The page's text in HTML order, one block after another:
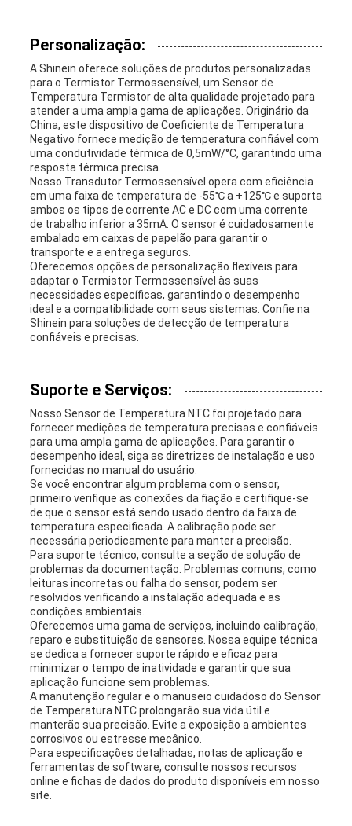
Personalização:
A Shinein oferece soluções de produtos personalizadas
para o Termistor Termossensível, um Sensor de
Temperatura Termistor de alta qualidade projetado para
atender a uma ampla gama de aplicações. Originário da
China, este dispositivo de Coeficiente de Temperatura
Negativo fornece medição de temperatura confiável com
uma condutividade térmica de 0,5mW/°C, garantindo uma
resposta térmica precisa.
Nosso Transdutor Termossensível opera com eficiência
em uma faixa de temperatura de -55℃ a +125℃ e suporta
ambos os tipos de corrente AC e DC com uma corrente
de trabalho inferior a 35mA. O sensor é cuidadosamente
embalado em caixas de papelão para garantir o
transporte e a entrega seguros.
Oferecemos opções de personalização flexíveis para
adaptar o Termistor Termossensível às suas
necessidades específicas, garantindo o desempenho
ideal e a compatibilidade com seus sistemas. Confie na
Shinein para soluções de detecção de temperatura
confiáveis e precisas.
Suporte e Serviços:
Nosso Sensor de Temperatura NTC foi projetado para
fornecer medições de temperatura precisas e confiáveis
para uma ampla gama de aplicações. Para garantir o
desempenho ideal, siga as diretrizes de instalação e uso
fornecidas no manual do usuário.
Se você encontrar algum problema com o sensor,
primeiro verifique as conexões da fiação e certifique-se
de que o sensor está sendo usado dentro da faixa de
temperatura especificada. A calibração pode ser
necessária periodicamente para manter a precisão.
Para suporte técnico, consulte a seção de solução de
problemas da documentação. Problemas comuns, como
leituras incorretas ou falha do sensor, podem ser
resolvidos verificando a instalação adequada e as
condições ambientais.
Oferecemos uma gama de serviços, incluindo calibração,
reparo e substituição de sensores. Nossa equipe técnica
se dedica a fornecer suporte rápido e eficaz para
minimizar o tempo de inatividade e garantir que sua
aplicação funcione sem problemas.
A manutenção regular e o manuseio cuidadoso do Sensor
de Temperatura NTC prolongarão sua vida útil e
manterão sua precisão. Evite a exposição a ambientes
corrosivos ou estresse mecânico.
Para especificações detalhadas, notas de aplicação e
ferramentas de software, consulte nossos recursos
online e fichas de dados do produto disponíveis em nosso
site.